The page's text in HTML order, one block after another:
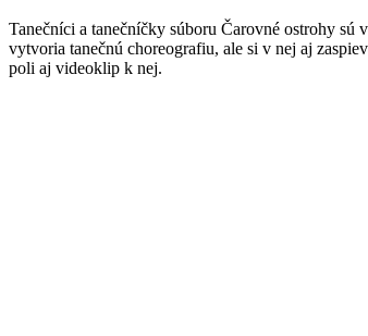
Tanečníci a tanečníčky súboru Čarovné ostrohy
vytvoria tanečnú choreografiu, ale si v nej aj
poli aj videoklip k nej.